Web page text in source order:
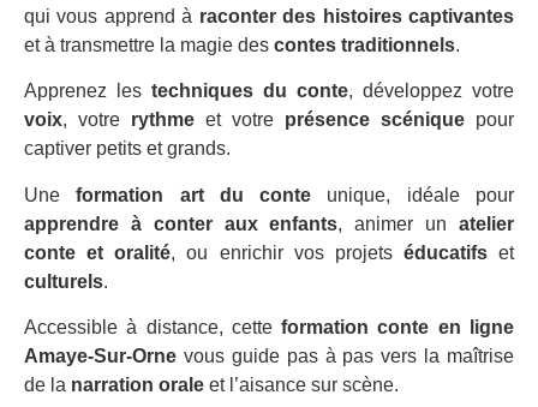
qui vous apprend à raconter des histoires captivantes
et à transmettre la magie des contes traditionnels.
Apprenez les techniques du conte, développez votre
voix, votre rythme et votre présence scénique pour
captiver petits et grands.
Uneformation art du conte unique, idéale pour
apprendre à conter aux enfants, animer unatelier
conte et oralité, ou enrichir vos projets éducatifset
culturels.
Accessible à distance, cetteformation conte en ligne
Amaye-Sur-Orne vous guide pas à pas vers la maîtrise
de la narration orale et l’aisance sur scène.